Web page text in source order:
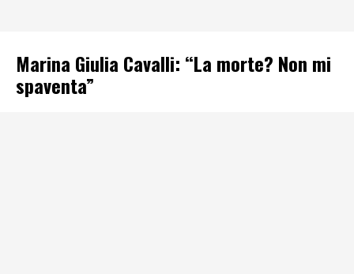
Marina Giulia Cavalli: “La morte? Non mi
spaventa”